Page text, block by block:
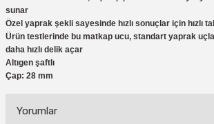
sunar
Özel yaprak şekli sayesinde hızlı sonuçlar için hızlı
Ürün testlerinde bu matkap ucu, standart yaprak
daha hızlı delik açar
Altıgen şaftlı
Çap: 28 mm
Yorumlar